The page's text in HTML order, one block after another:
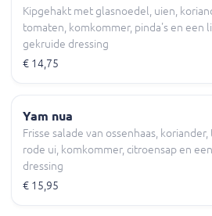
Kipgehakt met glasnoedel, uien,
tomaten, komkommer, pinda's en een
gekruide dressing
€ 14,75
Yam nua
Frisse salade van ossenhaas, koriander,
rode ui, komkommer, citroensap en
dressing
€ 15,95